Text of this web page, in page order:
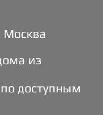
из
доступным